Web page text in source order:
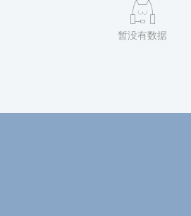
暂没有数据